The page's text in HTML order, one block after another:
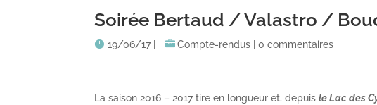
Soirée Bertaud / Valastro /
19/06/17| Compte-rendus |0 commentaires
La saison 2016 – 2017 tire en longueur et, depuisle Lac des